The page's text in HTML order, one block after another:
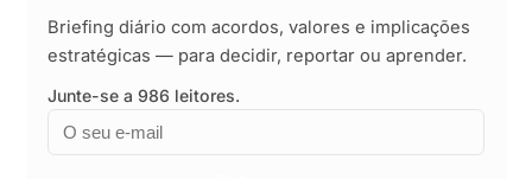
Briefing diário com acordos, valores e implicações
estratégicas — para decidir, reportar ou aprender.
Junte-se a 986 leitores.
Email
Empresa